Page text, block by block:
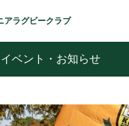
アラグビークラブ
イベント・お知らせ